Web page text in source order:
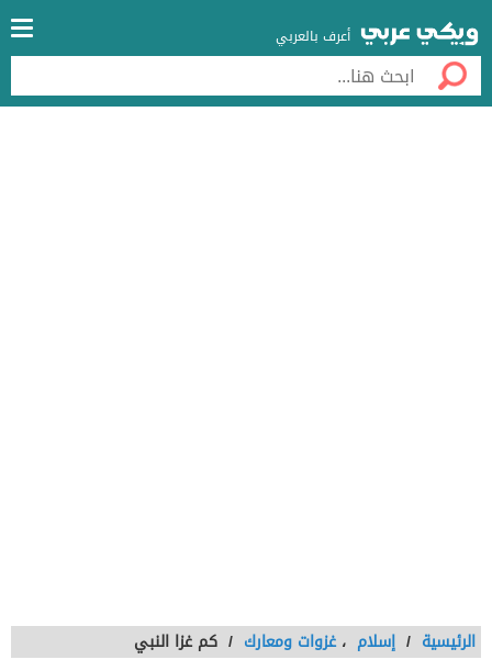
أعرف بالعربي
الرئيسية / إسلام ،غزوات ومعارك / كم غزا النبي